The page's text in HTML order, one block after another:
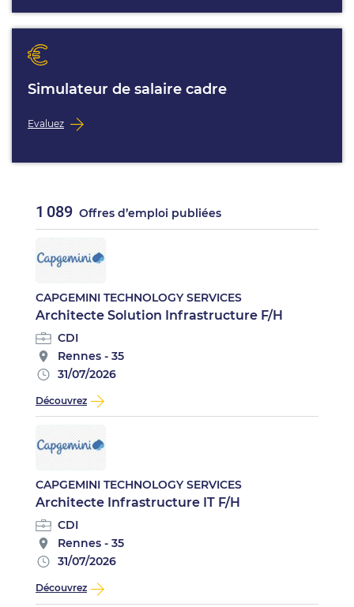
Simulateur de salaire cadre
Evaluez
1 089 Offres d’emploi publiées
CAPGEMINI TECHNOLOGY SERVICES
Architecte Solution Infrastructure F/H
CDI
Rennes - 35
31/07/2026
Découvrez
CAPGEMINI TECHNOLOGY SERVICES
Architecte Infrastructure IT F/H
CDI
Rennes - 35
31/07/2026
Découvrez